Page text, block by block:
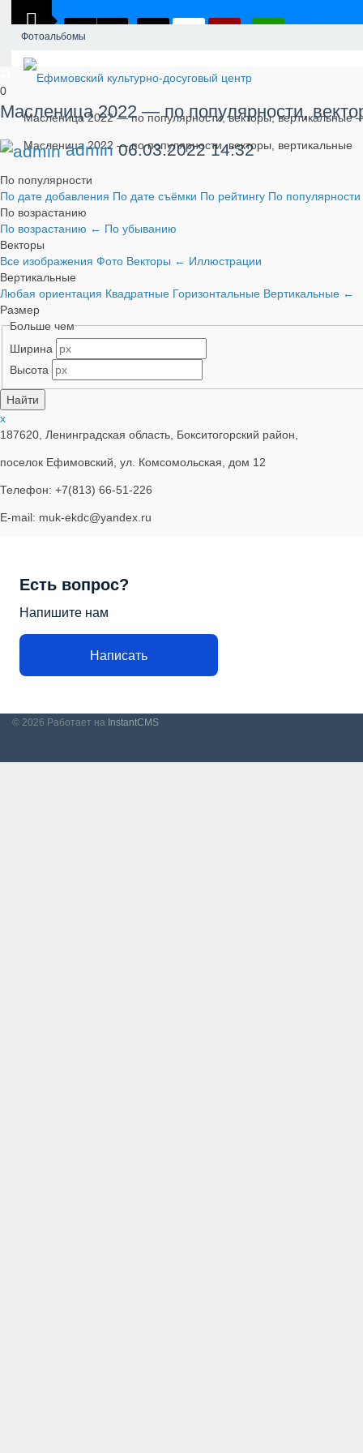
Масленица 2022 — по популярности, векторы, вертикальные
Масленица 2022 — по популярности, векторы, вертикальные
Фотоальбомы
0
Масленица 2022 — по популярности,
admin 06.03.2022 14:32
По популярности
По дате добавления По дате съёмки По рейтингу По популярности
По возрастанию
По возрастанию ← По убыванию
Векторы
Все изображения Фото Векторы ← Иллюстрации
Вертикальные
Любая ориентация Квадратные Горизонтальные Вертикальные ←
Размер
Больше чем
Ширина
Высота
x
187620, Ленинградская область, Бокситогорский район,
поселок Ефимовский, ул. Комсомольская, дом 12
Телефон: +7(813) 66-51-226
E-mail: muk-ekdc@yandex.ru
Есть вопрос?
Напишите нам
Написать
© 2026 Работает на InstantCMS